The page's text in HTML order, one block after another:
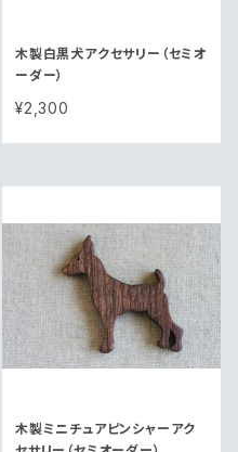
木製白黒犬アクセサリー（セミオ
ーダー）
¥2,300
木製ミニチュアピンシャーアク